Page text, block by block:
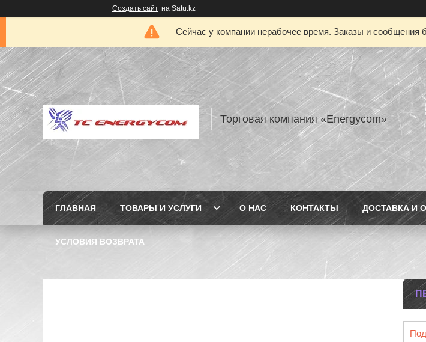
Создать сайт на Satu.kz
Сейчас у компании нерабочее время. Заказы и сообщения
Торговая компания «Energycom»
ГЛАВНАЯ ТОВАРЫ И УСЛУГИ О НАС КОНТАКТЫ ДОСТАВКА И
УСЛОВИЯ ВОЗВРАТА